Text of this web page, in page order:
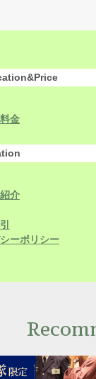
金
介
ーポリシー